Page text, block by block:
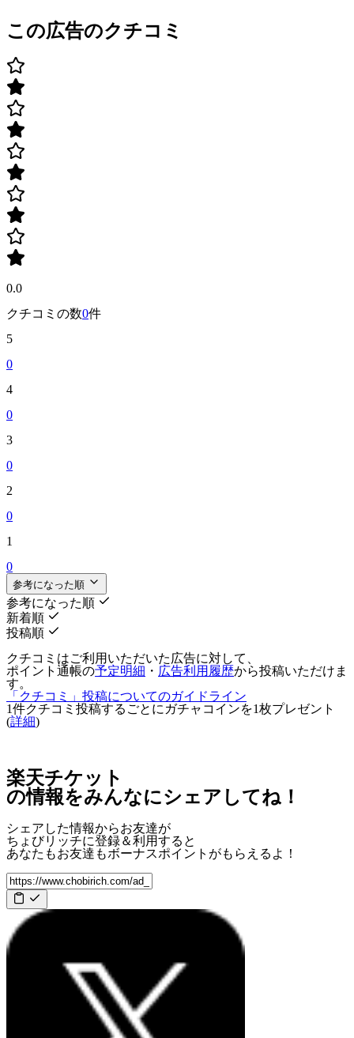
この広告のクチコミ
0.0
クチコミの数0件
5
0
4
0
3
0
2
0
1
0
参考になった順
参考になった順
新着順
投稿順
クチコミはご利用いただいた広告に対して、
ポイント通帳の予定明細 ・ 広告利用履歴から投稿いただけま
す。
「クチコミ」投稿についてのガイドライン
1件クチコミ投稿するごとに ガチャコインを1枚プレゼント
(詳細)
楽天チケット
の情報をみんなにシェアしてね！
シェアした情報からお友達が
ちょびリッチに登録＆利用すると
あなたもお友達もボーナスポイント がもらえるよ！